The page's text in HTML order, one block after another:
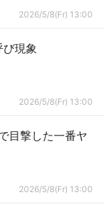
2026/5/8(Fr) 13:00
現象
2026/5/8(Fr) 13:00
目撃した一番ヤ
2026/5/8(Fr) 13:00